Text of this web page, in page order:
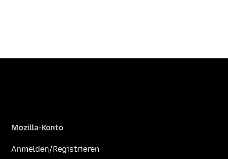
Mozilla-Konto
Anmelden/Registrieren